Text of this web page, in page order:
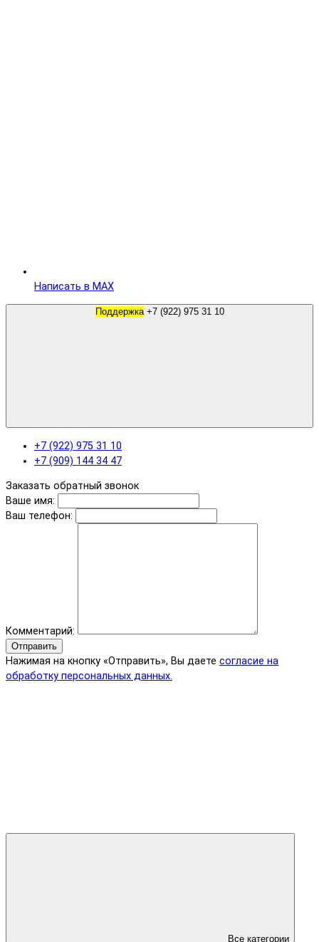
Написать в MAX
Поддержка +7 (922) 975 31 10
+7 (922) 975 31 10
+7 (909) 144 34 47
Заказать обратный звонок
Ваше имя:
Ваш телефон:
Комментарий:
Отправить
Нажимая на кнопку «Отправить», Вы даете согласие на
обработку персональных данных.
Все категории